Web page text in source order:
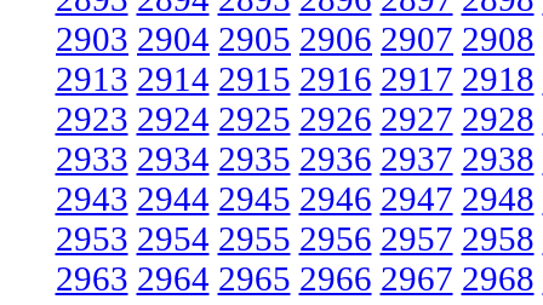
2903 2904 2905 2906 2907 2908
2913 2914 2915 2916 2917 2918
2923 2924 2925 2926 2927 2928
2933 2934 2935 2936 2937 2938
2943 2944 2945 2946 2947 2948
2953 2954 2955 2956 2957 2958
2963 2964 2965 2966 2967 2968